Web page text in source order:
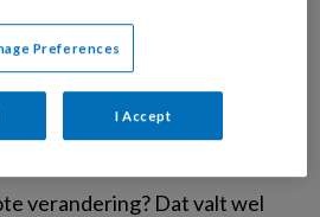
bestaan. Je mag onder de
gegevens aan een
als dat mag op grond van de
grond hebt om het
doorbreken.
verandering? Dat valt wel
Preferences
I Accept